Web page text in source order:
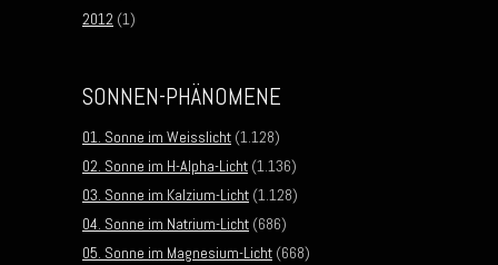
2012 (1)
SONNEN-PHÄNOMENE
01. Sonne im Weisslicht (1.128)
02. Sonne im H-Alpha-Licht (1.136)
03. Sonne im Kalzium-Licht (1.128)
04. Sonne im Natrium-Licht (686)
05. Sonne im Magnesium-Licht (668)